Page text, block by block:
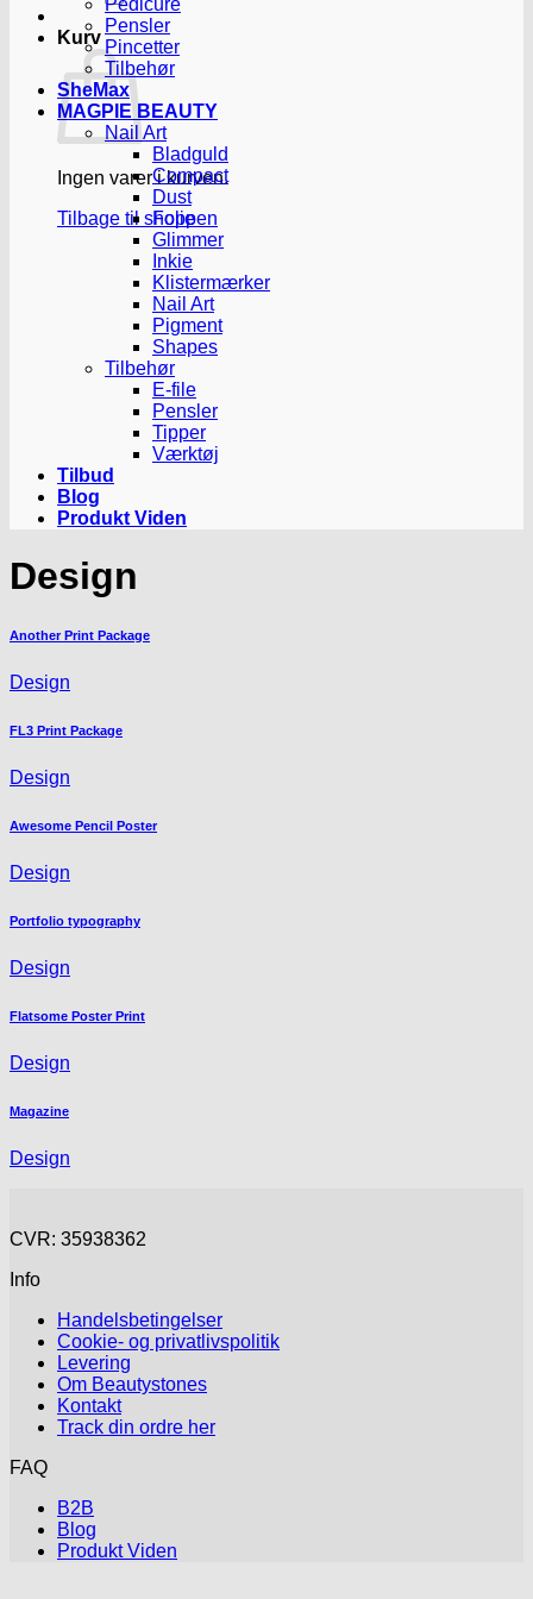
Kurv
Ingen varer i kurven.
Tilbage til shoppen
Pedicure
Pensler
Pincetter
Tilbehør
SheMax
MAGPIE BEAUTY
Nail Art
Bladguld
Compact
Dust
Folie
Glimmer
Inkie
Klistermærker
Nail Art
Pigment
Shapes
Tilbehør
E-file
Pensler
Tipper
Værktøj
Tilbud
Blog
Produkt Viden
Design
Another Print Package
Design
FL3 Print Package
Design
Awesome Pencil Poster
Design
Portfolio typography
Design
Flatsome Poster Print
Design
Magazine
Design
CVR: 35938362
Info
Handelsbetingelser
Cookie- og privatlivspolitik
Levering
Om Beautystones
Kontakt
Track din ordre her
FAQ
B2B
Blog
Produkt Viden